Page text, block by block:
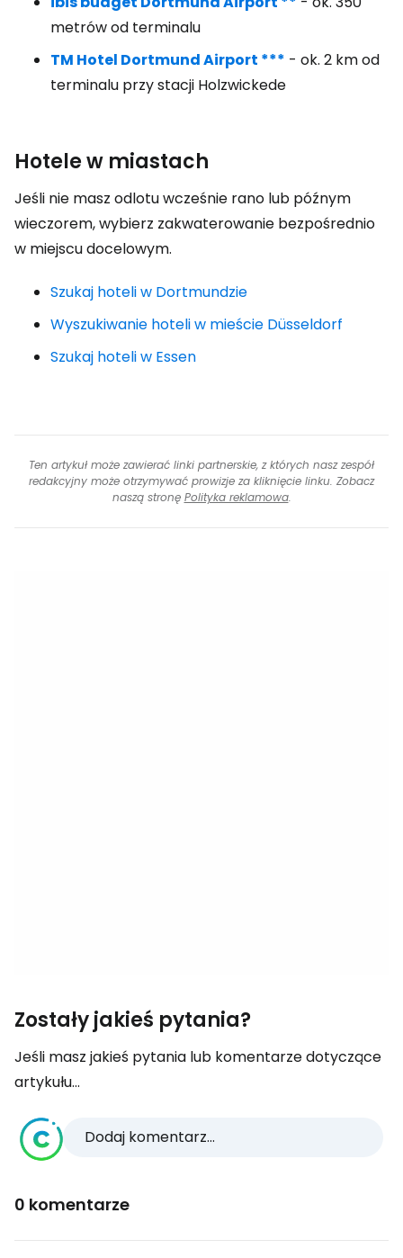
metrów od terminalu
TM Hotel Dortmund Airport *** - ok. 2 km od
terminalu przy stacji Holzwickede
Hotele w miastach
Jeśli nie masz odlotu wcześnie rano lub późnym
wieczorem, wybierz zakwaterowanie bezpośrednio
w miejscu docelowym.
Szukaj hoteli w Dortmundzie
Wyszukiwanie hoteli w mieście Düsseldorf
Szukaj hoteli w Essen
Ten artykuł może zawierać linki partnerskie, z których nasz zespół
redakcyjny może otrzymywać prowizje za kliknięcie linku. Zobacz
naszą stronę Polityka reklamowa.
Zostały jakieś pytania?
Jeśli masz jakieś pytania lub komentarze dotyczące
artykułu...
Dodaj komentarz...
0 komentarze